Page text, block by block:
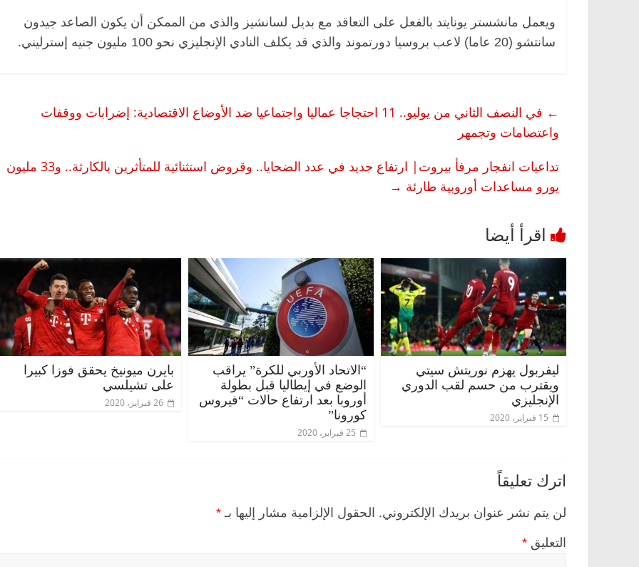
ويعمل مانشستر يونايتد بالفعل على التعاقد مع بديل لسانشيز والذي من الممكن أن يكون الصاعد جيدون
سانتشو (20 عاما) لاعب بروسيا دورتموند والذي قد يكلف النادي الإنجليزي نحو 100 مليون جنيه إسترليني.
←
في النصف الثاني من يوليو.. 11 احتجاجا عماليا واجتماعيا ضد الأوضاع الاقتصادية: إضرابات ووقفات
واعتصامات وتجمهر
تداعيات انفجار مرفأ بيروت| ارتفاع جديد في عدد الضحايا.. وقروض استثنائية للمتأثرين بالكارثة.. و33 مليون
يورو مساعدات أوروبية طارئة →
ليفربول يهزم نوريتش سيتي
ويقترب من حسم لقب الدوري
الإنجليزي
15 فبراير، 2020
“الاتحاد الأوربي للكرة” يراقب
الوضع في إيطاليا قبل بطولة
أوروبا بعد ارتفاع حالات “فيروس
كورونا”
25 فبراير، 2020
بايرن ميونيخ يحقق فوزا كبيرا
على تشيلسي
26 فبراير، 2020
اترك تعليقاً
لن يتم نشر عنوان بريدك الإلكتروني. الحقول الإلزامية مشار إليها بـ *
التعليق *
الرئيسية مصر ناس وناس
الرئيسية مصر ناس وناس
ميلاده وحيداً على أبواب